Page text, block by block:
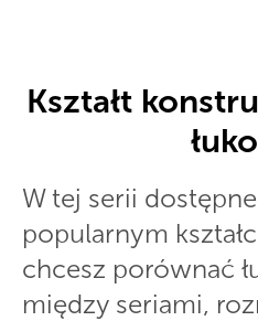
Kształt
W tej serii
popularnym
chcesz porównać
między seriami,